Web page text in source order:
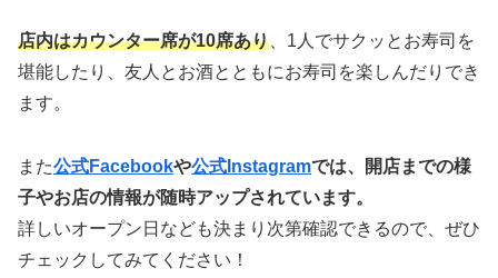
店内はカウンター席が10席あり 、1人でサクッとお寿司を
堪能したり、友人とお酒とともにお寿司を楽しんだりでき
ます。
また公式Facebookや公式Instagramでは、開店までの様
子やお店の情報が随時アップされています。
詳しいオープン日なども決まり次第確認できるので、ぜひ
チェックしてみてください！